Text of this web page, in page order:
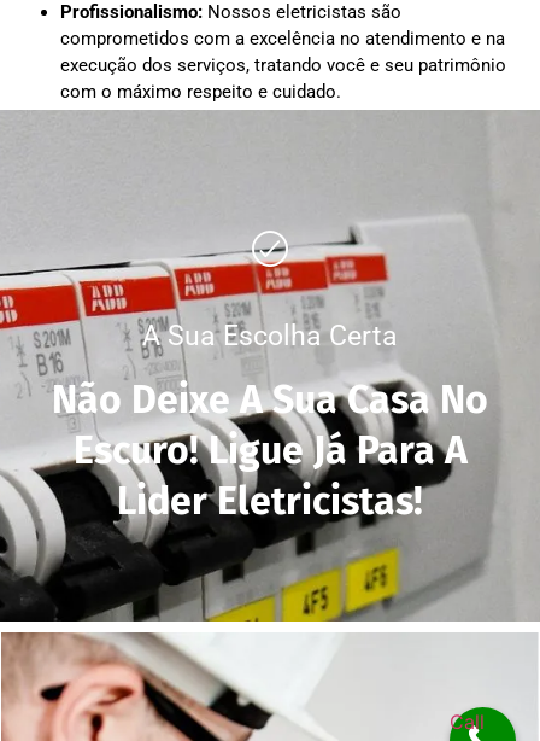
Profissionalismo: Nossos eletricistas são
comprometidos com a excelência no atendimento e na
execução dos serviços, tratando você e seu patrimônio
com o máximo respeito e cuidado.
A Sua Escolha Certa
Não Deixe A Sua Casa No
Escuro! Ligue Já Para A
Lider Eletricistas!
Call